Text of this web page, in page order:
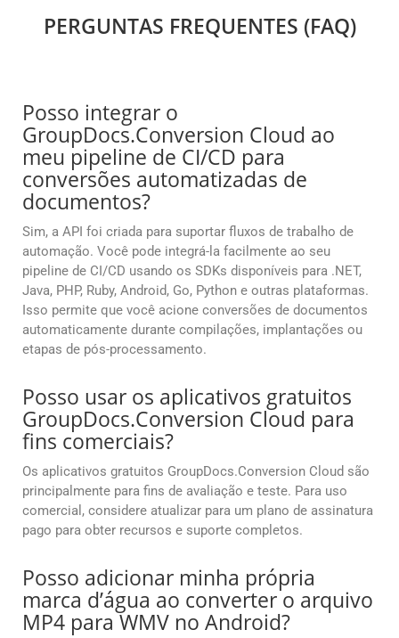
PERGUNTAS FREQUENTES (FAQ)
Posso integrar o
GroupDocs.Conversion Cloud ao
meu pipeline de CI/CD para
conversões automatizadas de
documentos?
Sim, a API foi criada para suportar fluxos de trabalho de
automação. Você pode integrá-la facilmente ao seu
pipeline de CI/CD usando os SDKs disponíveis para .NET,
Java, PHP, Ruby, Android, Go, Python e outras plataformas.
Isso permite que você acione conversões de documentos
automaticamente durante compilações, implantações ou
etapas de pós-processamento.
Posso usar os aplicativos gratuitos
GroupDocs.Conversion Cloud para
fins comerciais?
Os aplicativos gratuitos GroupDocs.Conversion Cloud são
principalmente para fins de avaliação e teste. Para uso
comercial, considere atualizar para um plano de assinatura
pago para obter recursos e suporte completos.
Posso adicionar minha própria
marca d’água ao converter o arquivo
MP4 para WMV no Android?